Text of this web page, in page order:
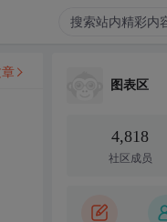
图表区
4,818
社区成员